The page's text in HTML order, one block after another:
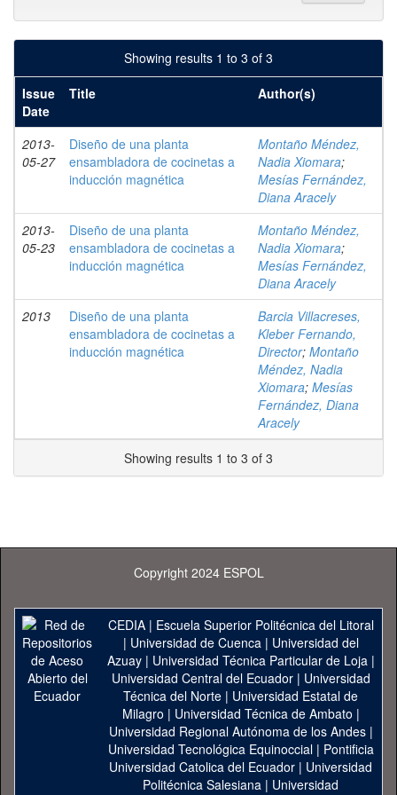
Showing results 1 to 3 of 3
Issue
Date
Title Author(s)
2013-
05-27
Diseño de una planta
ensambladora de cocinetas a
inducción magnética
Montaño Méndez,
Nadia Xiomara;
Mesías Fernández,
Diana Aracely
2013-
05-23
Diseño de una planta
ensambladora de cocinetas a
inducción magnética
Montaño Méndez,
Nadia Xiomara;
Mesías Fernández,
Diana Aracely
2013
Diseño de una planta
ensambladora de cocinetas a
inducción magnética
Barcia Villacreses,
Kleber Fernando,
Director; Montaño
Méndez, Nadia
Xiomara; Mesías
Fernández, Diana
Aracely
Showing results 1 to 3 of 3
Copyright 2024 ESPOL
CEDIA| Escuela Superior Politécnica del Litoral
| Universidad de Cuenca| Universidad del
Azuay| Universidad Técnica Particular de Loja|
Universidad Central del Ecuador| Universidad
Técnica del Norte | Universidad Estatal de
Milagro | Universidad Técnica de Ambato |
Universidad Regional Autónoma de los Andes|
Universidad Tecnológica Equinoccial| Pontificia
Universidad Catolica del Ecuador | Universidad
Politécnica Salesiana | Universidad